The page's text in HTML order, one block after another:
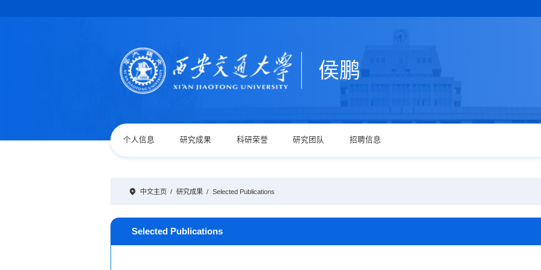
侯鹏
个人信息 研究成果 科研荣誉 研究团队 招聘信息
中文主页 / 研究成果 / Selected Publications
Selected Publications